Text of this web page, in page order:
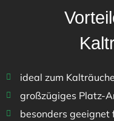
ideal zum
großzügiges Platz-
besonders geeignet